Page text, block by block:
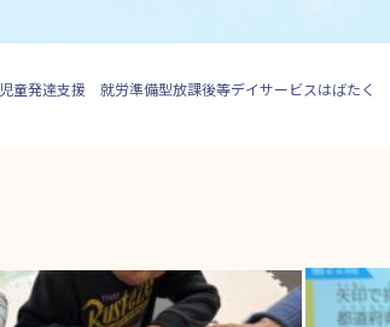
児童発達支援 就労準備型放課後等デイサービスはばたく